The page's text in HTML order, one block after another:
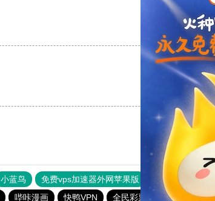
小蓝鸟 免费vps加速器外网苹果版 旋风加速度器
哔咔漫画 快鸭VPN 全民彩票官网最新登录入口